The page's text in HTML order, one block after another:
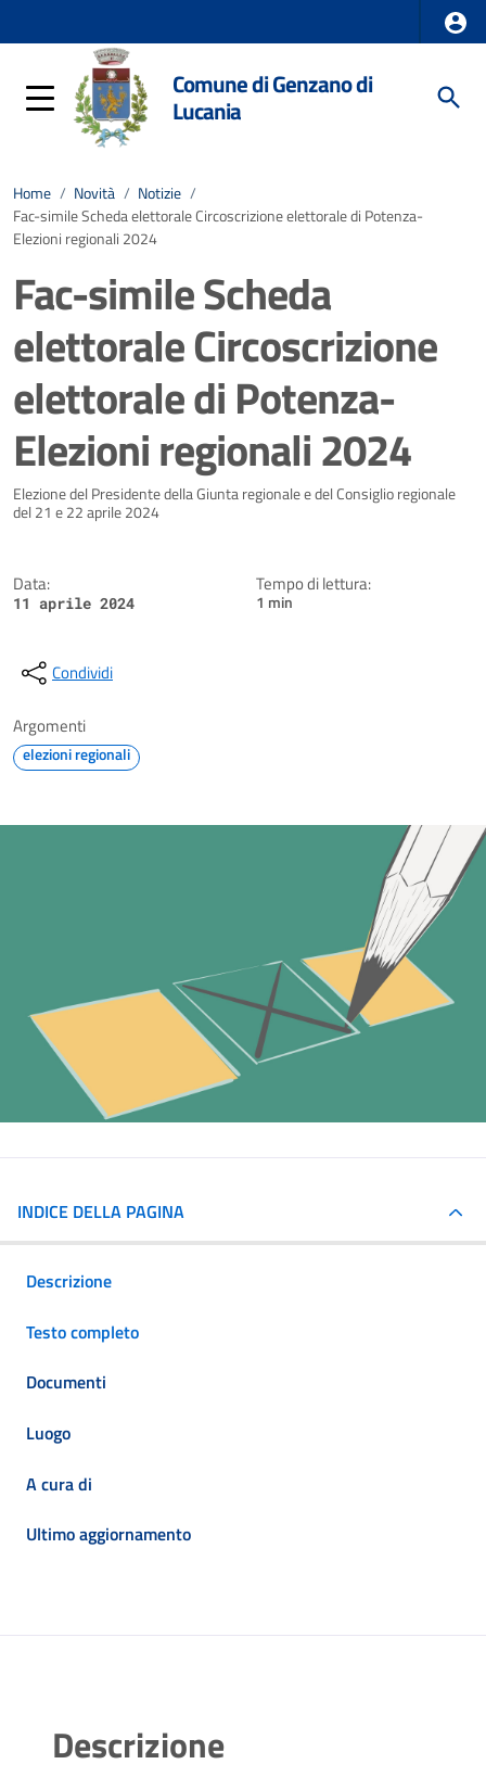
Comune di Genzano di
Lucania
Home / Novità / Notizie /
Fac-simile Scheda elettorale Circoscrizione elettorale di Potenza-
Elezioni regionali 2024
Fac-simile Scheda
elettorale Circoscrizione
elettorale di Potenza-
Elezioni regionali 2024
Dettagli della notizia
Elezione del Presidente della Giunta regionale e del Consiglio regionale
del 21 e 22 aprile 2024
Data:
11 aprile 2024
Tempo di lettura:
1 min
Condividi
Argomenti
elezioni regionali
INDICE DELLA PAGINA
Descrizione
Testo completo
Documenti
Luogo
A cura di
Ultimo aggiornamento
Descrizione